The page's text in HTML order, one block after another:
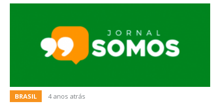
BRASIL 4 anos atrás